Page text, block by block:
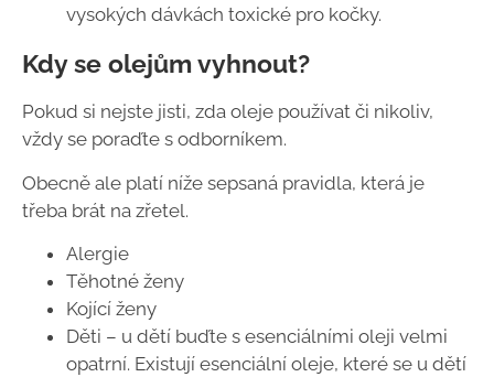
vysokých dávkách toxické pro kočky.
Kdy se olejům vyhnout?
Pokud si nejste jisti, zda oleje používat či nikoliv,
vždy se poraďte s odborníkem.
Obecně ale platí níže sepsaná pravidla, která je
třeba brát na zřetel.
Alergie
Těhotné ženy
Kojící ženy
Děti – u dětí buďte s esenciálními oleji velmi
opatrní. Existují esenciální oleje, které se u dětí